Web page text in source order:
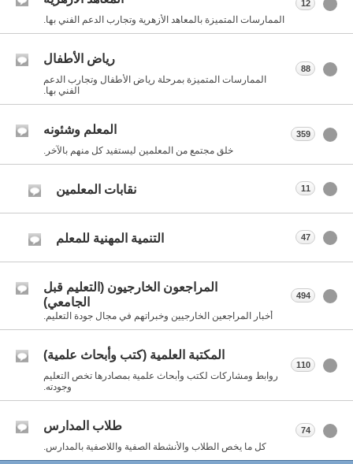
الممارسات المتميزة بالمعاهد الأزهرية وتجارب الدعم الفني بها.
12
رياض الأطفال
الممارسات المتميزة بمرحلة رياض الأطفال وتجارب الدعم
الفني بها.
88
المعلم وشئونه
خلق مجتمع من المعلمين ليستفيد كل منهم بالآخر.
359
نقابات المعلمين 11
التنمية المهنية للمعلم 47
المراجعون الخارجيون (التعليم قبل
الجامعي)
أخبار المراجعين الخارجيين وخبراتهم في مجال جودة التعليم.
494
المكتبة العلمية (كتب وأبحاث علمية)
روابط ومشاركات لكتب وأبحاث علمية بمصادرها تخص التعليم
وجودته.
110
طلاب المدارس
كل ما يخص الطلاب والأنشطة الصفية واللاصفية بالمدارس.
74